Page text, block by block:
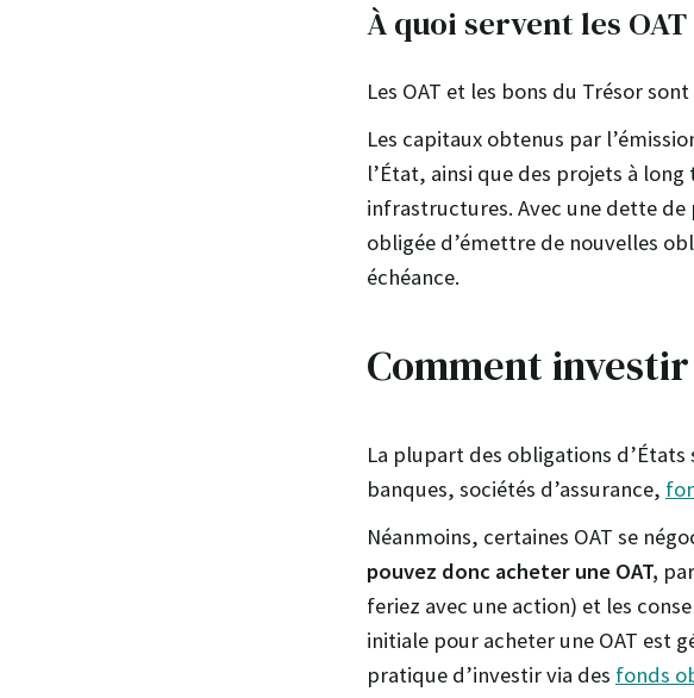
À quoi servent les OAT
Les OAT et les bons du Trésor
Les capitaux obtenus par
l’État, ainsi que des projets à
infrastructures. Avec une dette de
obligée d’émettre de nouvelles
échéance.
Comment investir
La plupart des obligations d’États
banques, sociétés d’assurance,
Néanmoins, certaines OAT se
pouvez donc acheter une OAT,
feriez avec une action) et les
initiale pour acheter une OAT est
pratique d’investir via des fonds